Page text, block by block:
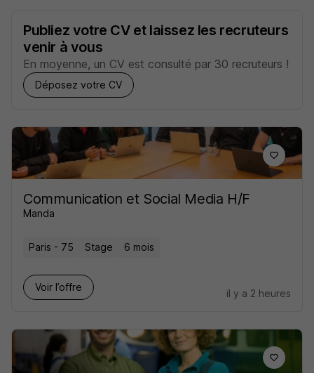
Publiez votre CV et laissez les recruteurs
venir à vous
En moyenne, un CV est consulté par 30 recruteurs !
Déposez votre CV
Communication et Social Media H/F
Manda
Paris - 75 Stage 6 mois
Voir l’offre
il y a 2 heures